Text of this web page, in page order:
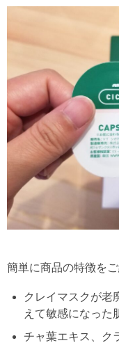
簡単に商品の特徴をご
クレイマスクが老
えて敏感になった
チャ葉エキス、ク